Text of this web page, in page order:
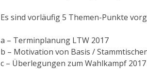
Es sind vorläufig 5 Themen-Punkte
a – Terminplanung LTW 2017
b – Motivation von Basis /
c – Überlegungen zum Wahlkampf 2017